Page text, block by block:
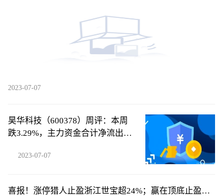
2023-07-07
昊华科技（600378）周评：本周
跌3.29%，主力资金合计净流出
2023-07-07
喜报！涨停猎人止盈浙江世宝超24%；赢在顶底止盈平